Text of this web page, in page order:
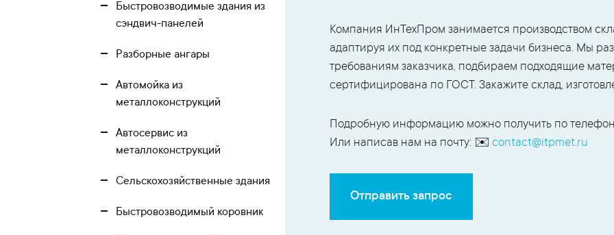
Быстровозводимые здания из
сэндвич-панелей
Разборные ангары
Автомойка из
металлоконструкций
Автосервис из
металлоконструкций
Сельскохозяйственные здания
Быстровозводимый коровник
Компания ИнТехПром занимается производством
адаптируя их под конкретные задачи бизнеса. Мы
требованиям заказчика, подбираем подходящие
сертифицирована по ГОСТ. Закажите склад,
Подробную информацию можно получить по
Или написав нам на почту: ✉️contact@itpmet.ru
Отправить запрос